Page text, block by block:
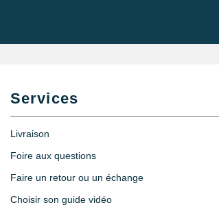
Kit Réparation Montre
Services
Livraison
Foire aux questions
Faire un retour ou un échange
Choisir son guide vidéo